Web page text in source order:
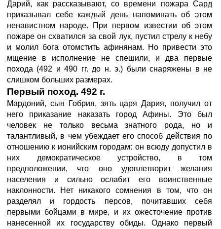
Дарий, как рассказывают, со времени пожара Сард
приказывал себе каждый день напоминать об этом
ненавистном народе. При первом известии об этом
пожаре он схватился за свой лук, пустил стрелу к небу
и молил бога отомстить афинянам. Но привести это
мщение в исполнение не спешили, и два первые
похода (492 и 490 гг. до н. э.) были снаряжены в не
слишком больших размерах.
Первый поход. 492 г.
Мардоний, сын Гобрия, зять царя Дария, получил от
него приказание наказать город Афины. Это был
человек не только весьма знатного рода, но и
талантливый, в чем убеждает его способ действия по
отношению к ионийским городам: он всюду допустил в
них демократическое устройство, в том
предположении, что оно удовлетворит желания
населения и сильно ослабит его воинственные
наклонности. Нет никакого сомнения в том, что он
разделял и гордость персов, почитавших себя
первыми бойцами в мире, и их ожесточение против
нанесенной их государству обиды. Однако первый